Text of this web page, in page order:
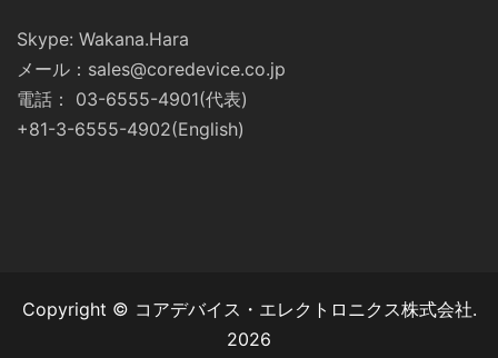
Skype: Wakana.Hara
メール：sales@coredevice.co.jp
電話： 03-6555-4901(代表)
+81-3-6555-4902(English)
Copyright © コアデバイス・エレクトロニクス株式会社.
2026